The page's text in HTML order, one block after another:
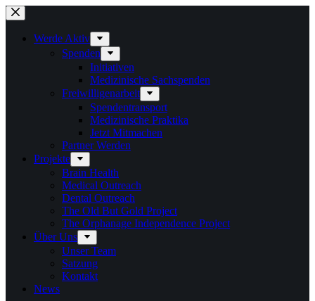
Zum
Inhalt
springenWerde Aktiv
Spenden
Initiativen
Medizinische Sachspenden
Freiwilligenarbeit
Spendentransport
Medizinische Praktika
Jetzt Mitmachen
Partner Werden
Projekte
Brain Health
Medical Outreach
Dental Outreach
The Old But Gold Project
The Orphanage Independence Project
Über Uns
Unser Team
Satzung
Kontakt
News